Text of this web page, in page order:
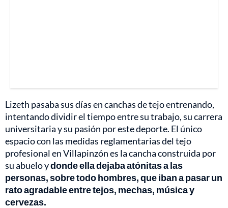
Lizeth pasaba sus días en canchas de tejo entrenando,
intentando dividir el tiempo entre su trabajo, su carrera
universitaria y su pasión por este deporte. El único
espacio con las medidas reglamentarias del tejo
profesional en Villapinzón es la cancha construida por
su abuelo ydonde ella dejaba atónitas a las
personas, sobre todo hombres, que iban a pasar un
rato agradable entre tejos, mechas, música y
cervezas.